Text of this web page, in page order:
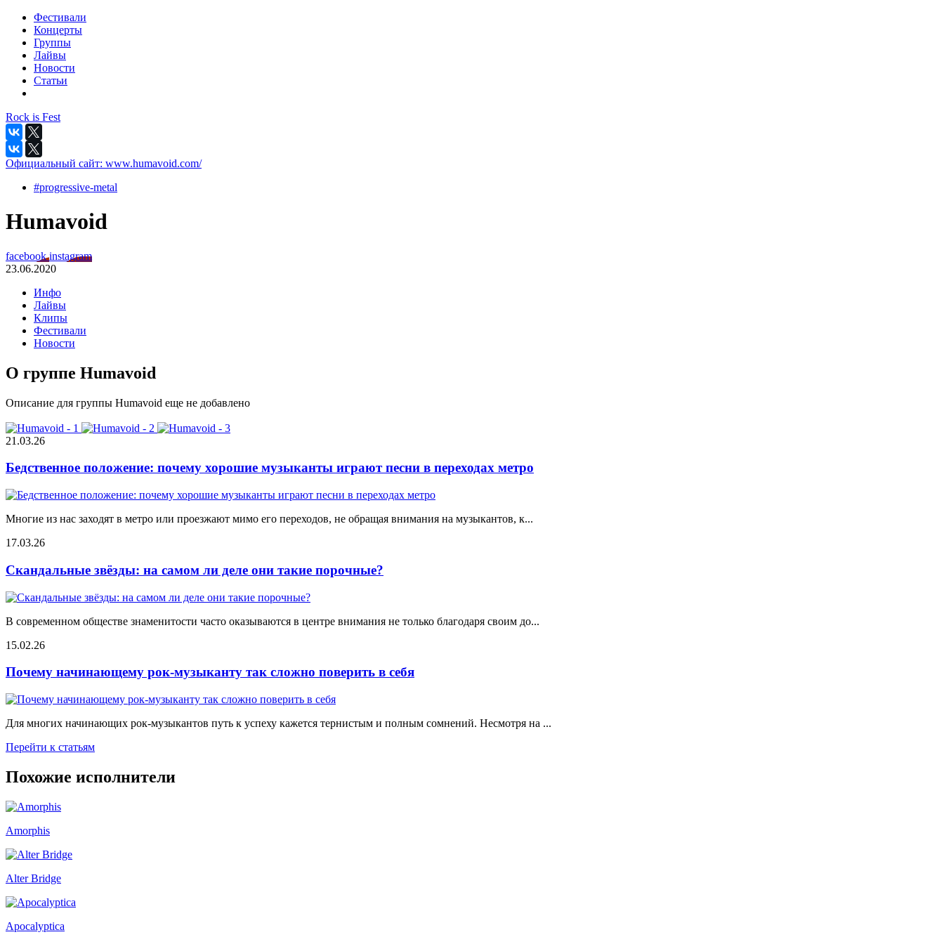
Фестивали
Концерты
Группы
Лайвы
Новости
Статьи
Rock is Fest
Официальный сайт: www.humavoid.com/
#progressive-metal
Humavoid
facebookinstagram
23.06.2020
Инфо
Лайвы
Клипы
Фестивали
Новости
О группе Humavoid
Описание для группы Humavoid еще не добавлено
21.03.26
Бедственное положение: почему хорошие музыканты играют песни в переходах метро
Многие из нас заходят в метро или проезжают мимо его переходов, не обращая внимания на музыкантов, к...
17.03.26
Скандальные звёзды: на самом ли деле они такие порочные?
В современном обществе знаменитости часто оказываются в центре внимания не только благодаря своим до...
15.02.26
Почему начинающему рок-музыканту так сложно поверить в себя
Для многих начинающих рок-музыкантов путь к успеху кажется тернистым и полным сомнений. Несмотря на ...
Перейти к статьям
Похожие исполнители
Amorphis
Alter Bridge
Apocalyptica